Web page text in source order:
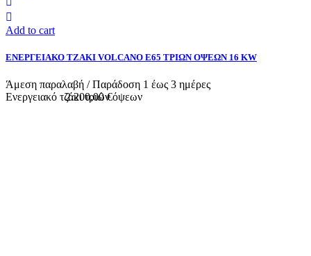
Add to cart
ΕΝΕΡΓΕΙΑΚΟ ΤΖΑΚΙ VOLCANO Ε65 ΤΡΙΩΝ ΟΨΕΩΝ 16 KW
Άμεση παραλαβή / Παράδoση 1 έως 3 ημέρες
2.200,00 €
Ενεργειακό τζάκι τριών όψεων